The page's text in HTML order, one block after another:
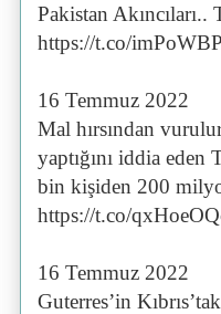
Pakistan
https://t.co/
16 Temmuz 2022
Mal hırsından
yaptığını iddia
bin kişiden 200
https://t.co/
16 Temmuz 2022
Guterres’in